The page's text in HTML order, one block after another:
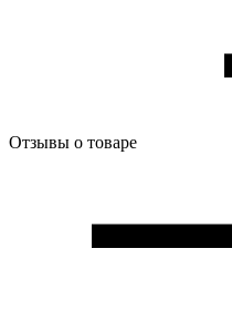
Отзывы о товаре